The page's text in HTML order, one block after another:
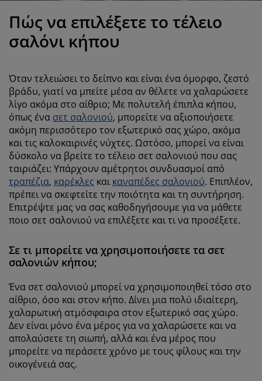
κρεβατιού
στρώματα
κρεβάτια
επίπλων
εξωτερικού χώρου
σπιτιού
πλυντηρίου
Πώς να επιλέξετε το τέλειο
σαλόνι κήπου
Όταν τελειώσει το δείπνο και είναι ένα όμορφο, ζεστό
βράδυ, γιατί να μπείτε μέσα αν θέλετε να χαλαρώσετε
λίγο ακόμα στο αίθριο; Με πολυτελή έπιπλα κήπου,
όπως ένα σετ σαλονιού, μπορείτε να αξιοποιήσετε
ακόμη περισσότερο τον εξωτερικό σας χώρο, ακόμα
και τις καλοκαιρινές νύχτες. Ωστόσο, μπορεί να είναι
δύσκολο να βρείτε το τέλειο σετ σαλονιού που σας
ταιριάζει: Υπάρχουν αμέτρητοι συνδυασμοί από
τραπέζια, καρέκλες και καναπέδες σαλονιού. Επιπλέον,
πρέπει να σκεφτείτε την ποιότητα και τη συντήρηση.
Επιτρέψτε μας να σας καθοδηγήσουμε για να μάθετε
ποιο σετ σαλονιού να επιλέξετε και τι να προσέξετε.
Σε τι μπορείτε να χρησιμοποιήσετε τα σετ
σαλονιών κήπου;
Ένα σετ σαλονιού μπορεί να χρησιμοποιηθεί τόσο στο
αίθριο, όσο και στον κήπο. Δίνει μια πολύ ιδιαίτερη,
χαλαρωτική ατμόσφαιρα στον εξωτερικό σας χώρο.
Δεν είναι μόνο ένα μέρος για να χαλαρώσετε και να
απολαύσετε τη σιωπή, αλλά και ένα μέρος που
μπορείτε να περάσετε χρόνο με τους φίλους και την
οικογένειά σας.